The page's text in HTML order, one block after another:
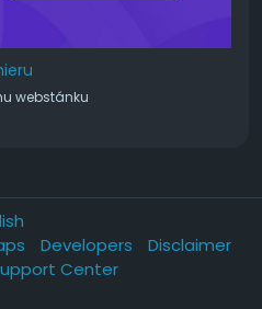
webstánku
Developers
Disclaimer
Center